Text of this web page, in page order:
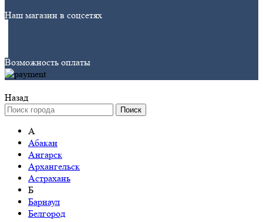
Наш магазин в соцсетях
Возможность оплаты
Назад
Поиск
А
Абакан
Ангарск
Архангельск
Астрахань
Б
Барнаул
Белгород